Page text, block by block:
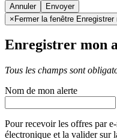
Annuler
×Fermer la fenêtre Enregistrer
Enregistrer mon
Tous les champs sont
Nom de mon alerte
Pour recevoir les offres par
électronique et la valider sur